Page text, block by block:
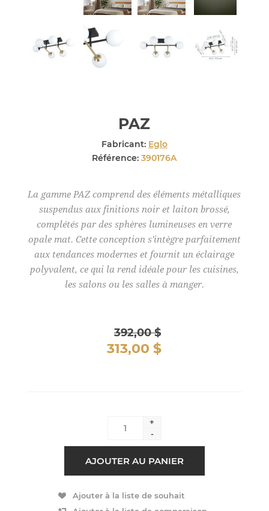
PAZ
Fabricant: Eglo
Référence: 390176A
La gamme PAZ comprend des éléments métalliques
suspendus aux finitions noir et laiton brossé,
complétés par des sphères lumineuses en verre
opale mat. Cette conception s'intègre parfaitement
aux tendances modernes et fournit un éclairage
polyvalent, ce qui la rend idéale pour les cuisines,
les salons ou les salles à manger.
392,00 $
313,00 $
+
-